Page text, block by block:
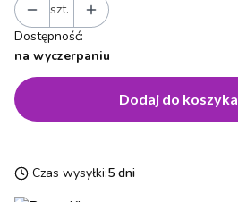
szt.
Dostępność:
na wyczerpaniu
Dodaj do koszyka
Czas wysyłki:5 dni